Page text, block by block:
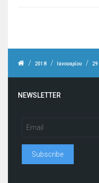
/ 2018 / Ιανουαρίου / 29
NEWSLETTER